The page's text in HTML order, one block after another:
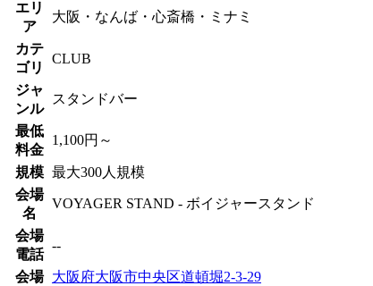
エリ
ア
大阪・なんば・心斎橋・ミナミ
カテ
ゴリ
CLUB
ジャ
ンル
スタンドバー
最低
料金
1,100円～
規模 最大300人規模
会場
名
VOYAGER STAND - ボイジャースタンド
会場
電話
--
会場
大阪府大阪市中央区道頓堀2-3-29